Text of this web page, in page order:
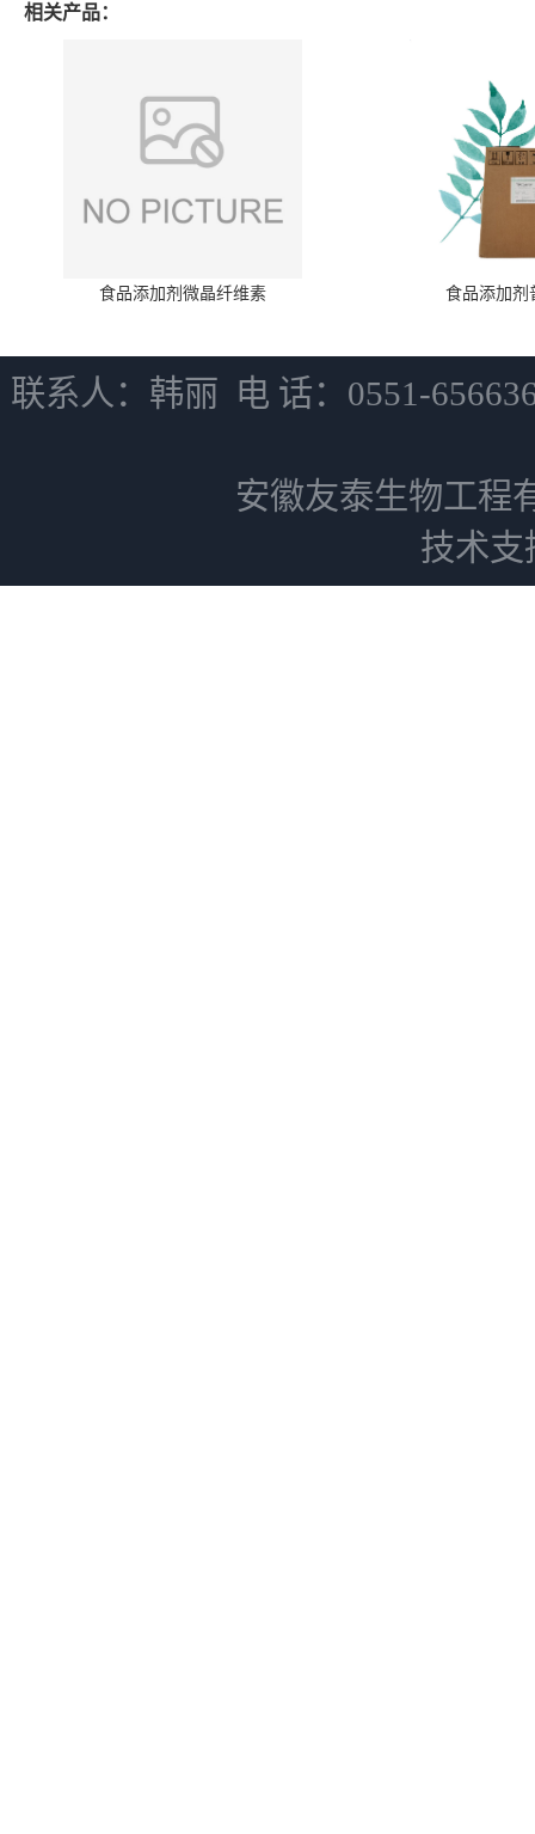
相关产品：
食品添加剂微晶纤维素 食品添加剂
联系人：韩丽 电 话：0551-
安徽友泰生物工程
技术